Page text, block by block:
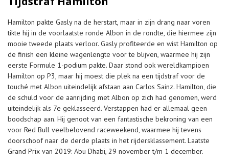
Hamilton pakte Gasly na de herstart, maar in zijn drang naar voren
tikte hij in de voorlaatste ronde Albon in de rondte, die hiermee zijn
mooie tweede plaats verloor. Gasly profiteerde en wist Hamilton op
de finish een kleine wagenlengte voor te blijven, waarmee hij zijn
eerste Formule 1-podium pakte. Daar stond ook wereldkampioen
Hamilton op P3, maar hij moest die plek na een tijdstraf voor de
touché met Albon uiteindelijk afstaan aan Carlos Sainz. Hamilton, die
de schuld voor de aanrijding met Albon op zich had genomen, werd
uiteindelijk als 7e geklasseerd. Verstappen had er allemaal geen
boodschap aan. Hij genoot van een fantastische bekroning van een
voor Red Bull veelbelovend raceweekend, waarmee hij tevens
doorschoof naar de derde plaats in het rijdersklassement. Laatste
Grand Prix van 2019: Abu Dhabi, 29 november t/m 1 december.